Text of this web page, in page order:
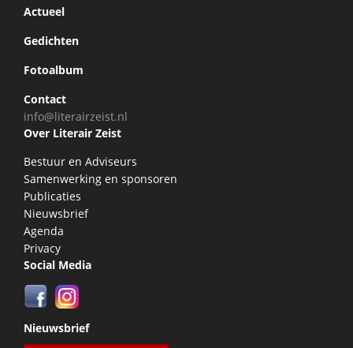
Actueel
Gedichten
Fotoalbum
Contact
info@literairzeist.nl
Over Literair Zeist
Bestuur en Adviseurs
Samenwerking en sponsoren
Publicaties
Nieuwsbrief
Agenda
Privacy
Social Media
Nieuwsbrief